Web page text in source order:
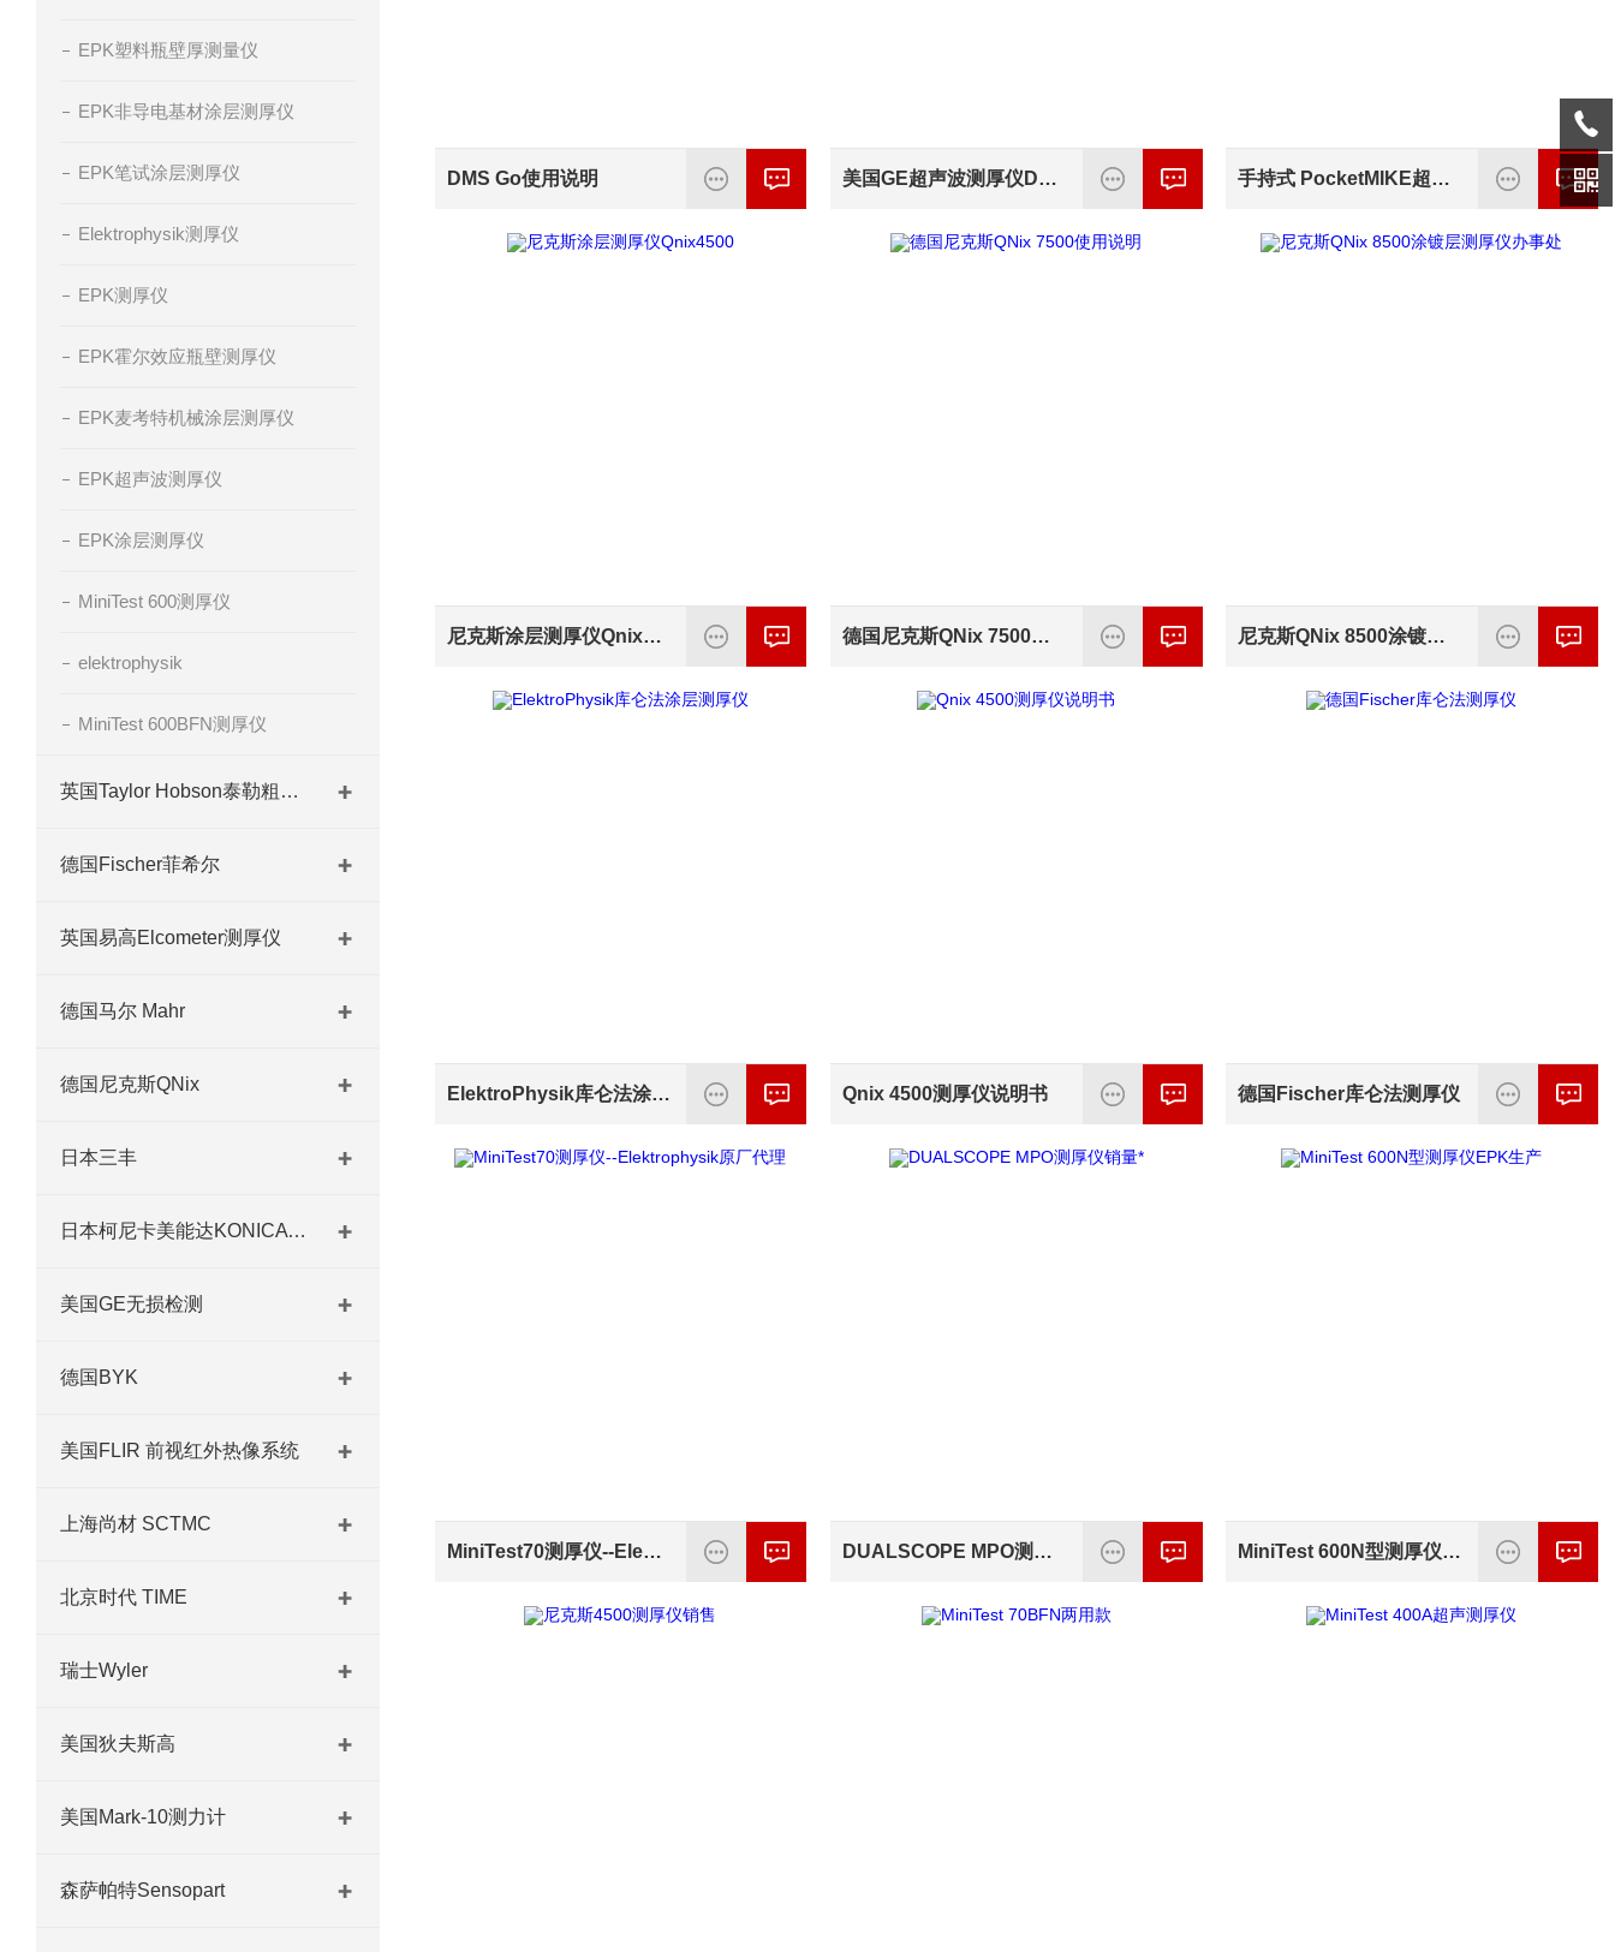
EPK塑料瓶壁厚测量仪
EPK非导电基材涂层测厚仪
EPK笔试涂层测厚仪
Elektrophysik测厚仪
EPK测厚仪
EPK霍尔效应瓶壁测厚仪
EPK麦考特机械涂层测厚仪
EPK超声波测厚仪
EPK涂层测厚仪
MiniTest 600测厚仪
elektrophysik
MiniTest 600BFN测厚仪
英国Taylor Hobson泰勒粗糙度仪
德国Fischer菲希尔
英国易高Elcometer测厚仪
德国马尔 Mahr
德国尼克斯QNix
日本三丰
日本柯尼卡美能达KONICA MINOLTA
美国GE无损检测
德国BYK
美国FLIR 前视红外热像系统
上海尚材 SCTMC
北京时代 TIME
瑞士Wyler
美国狄夫斯高
美国Mark-10测力计
森萨帕特Sensopart
DMS Go使用说明 美国GE超声波测厚仪DM5E全系列销售 手持式 PocketMIKE超声波测厚仪
尼克斯涂层测厚仪Qnix4500 德国尼克斯QNix 7500使用说明 尼克斯QNix 8500涂镀层测厚仪办事处
ElektroPhysik库仑法涂层测厚仪 Qnix 4500测厚仪说明书 德国Fischer库仑法测厚仪
MiniTest70测厚仪--Elektrophysik原厂代理 DUALSCOPE MPO测厚仪销量* MiniTest 600N型测厚仪EPK生产